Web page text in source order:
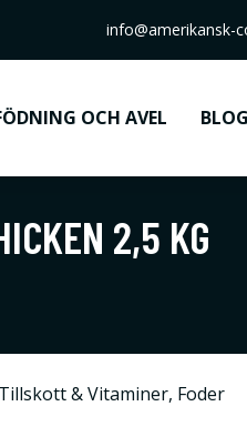
info@amerikansk-
OCH AVEL
2,5 KG
Tillskott & Vitaminer, Foder